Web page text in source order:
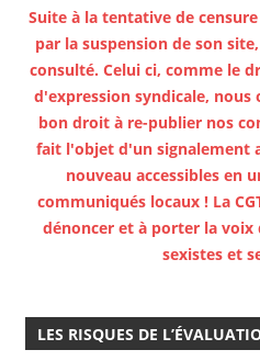
Suite à la tentative de
par la suspension de son
consulté. Celui ci, comme le
d'expression syndicale,
bon droit à re-publier nos
fait l'objet d'un signalement
nouveau accessibles en
communiqués locaux ! La
dénoncer et à porter la voix
sexistes et
LES RISQUES DE